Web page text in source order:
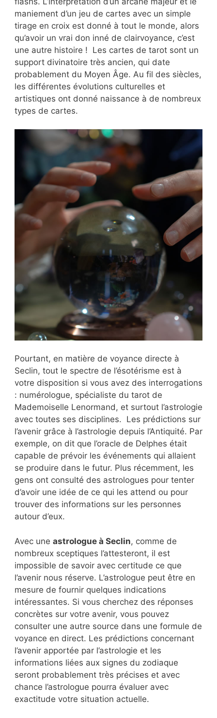
maniement d’un jeu de cartes avec un simple
tirage en croix est donné à tout le monde, alors
qu’avoir un vrai don inné de clairvoyance, c’est
une autre histoire ! Les cartes de tarot sont un
support divinatoire très ancien, qui date
probablement du Moyen Âge. Au fil des siècles,
les différentes évolutions culturelles et
artistiques ont donné naissance à de nombreux
types de cartes.
Pourtant, en matière de voyance directe à
Seclin, tout le spectre de l’ésotérisme est à
votre disposition si vous avez des interrogations
: numérologue, spécialiste du tarot de
Mademoiselle Lenormand, et surtout l’astrologie
avec toutes ses disciplines. Les prédictions sur
l’avenir grâce à l’astrologie depuis l’Antiquité. Par
exemple, on dit que l’oracle de Delphes était
capable de prévoir les événements qui allaient
se produire dans le futur. Plus récemment, les
gens ont consulté des astrologues pour tenter
d’avoir une idée de ce qui les attend ou pour
trouver des informations sur les personnes
autour d’eux.
Avec une astrologue à Seclin, comme de
nombreux sceptiques l’attesteront, il est
impossible de savoir avec certitude ce que
l’avenir nous réserve. L’astrologue peut être en
mesure de fournir quelques indications
intéressantes. Si vous cherchez des réponses
concrètes sur votre avenir, vous pouvez
consulter une autre source dans une formule de
voyance en direct. Les prédictions concernant
l’avenir apportée par l’astrologie et les
informations liées aux signes du zodiaque
seront probablement très précises et avec
chance l’astrologue pourra évaluer avec
exactitude votre situation actuelle.